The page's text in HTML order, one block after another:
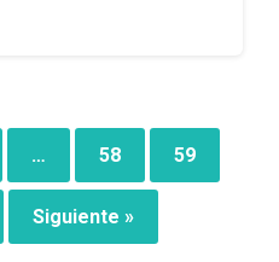
… 58 59
Siguiente »